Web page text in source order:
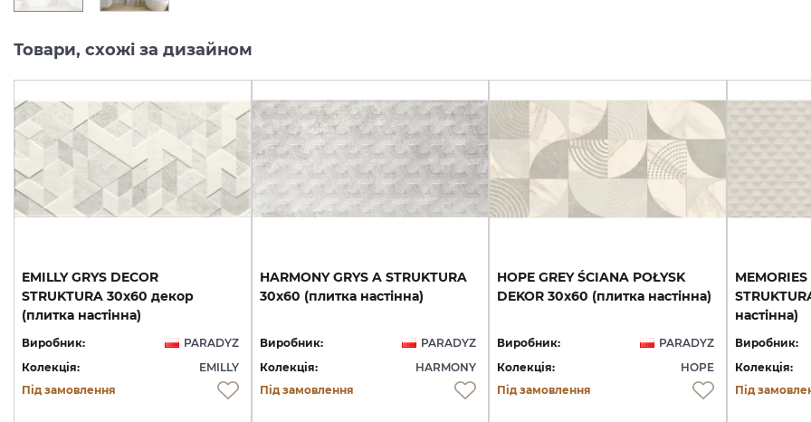
Товари, схожі за дизайном
EMILLY GRYS DECOR
STRUKTURA 30х60 декор
(плитка настінна)
Виробник:
PARADYZ
Колекція:
EMILLY
Під замовлення
HARMONY GRYS A STRUKTURA
30х60 (плитка настінна)
Виробник:
PARADYZ
Колекція:
HARMONY
Під замовлення
HOPE GREY ŚCIANA POŁYSK
DEKOR 30х60 (плитка настінна)
Виробник:
PARADYZ
Колекція:
HOPE
Під замовлення
настінна)
Виробник:
Колекція:
Під